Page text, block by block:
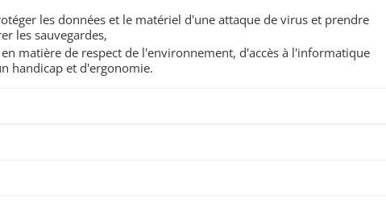
les données et le matériel d'une attaque de virus et prendre
les sauvegardes,
matière de respect de l'environnement, d'accès à l'informatique
handicap et d'ergonomie.